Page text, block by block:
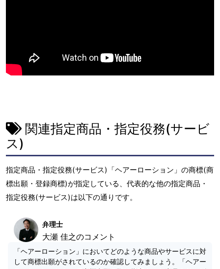
関連指定商品・指定役務(サービ
ス)
指定商品・指定役務(サービス)「ヘアーローション」の商標(商
標出願・登録商標)が指定している、代表的な他の指定商品・
指定役務(サービス)は以下の通りです。
弁理士
大瀬 佳之のコメント
「ヘアーローション」においてどのような商品やサービスに対
して商標出願がされているのか確認してみましょう。「ヘアー